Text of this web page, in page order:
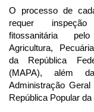
O processo de
requer
fitossanitária
Agricultura,
da República
(MAPA), além
Administração
República Popular